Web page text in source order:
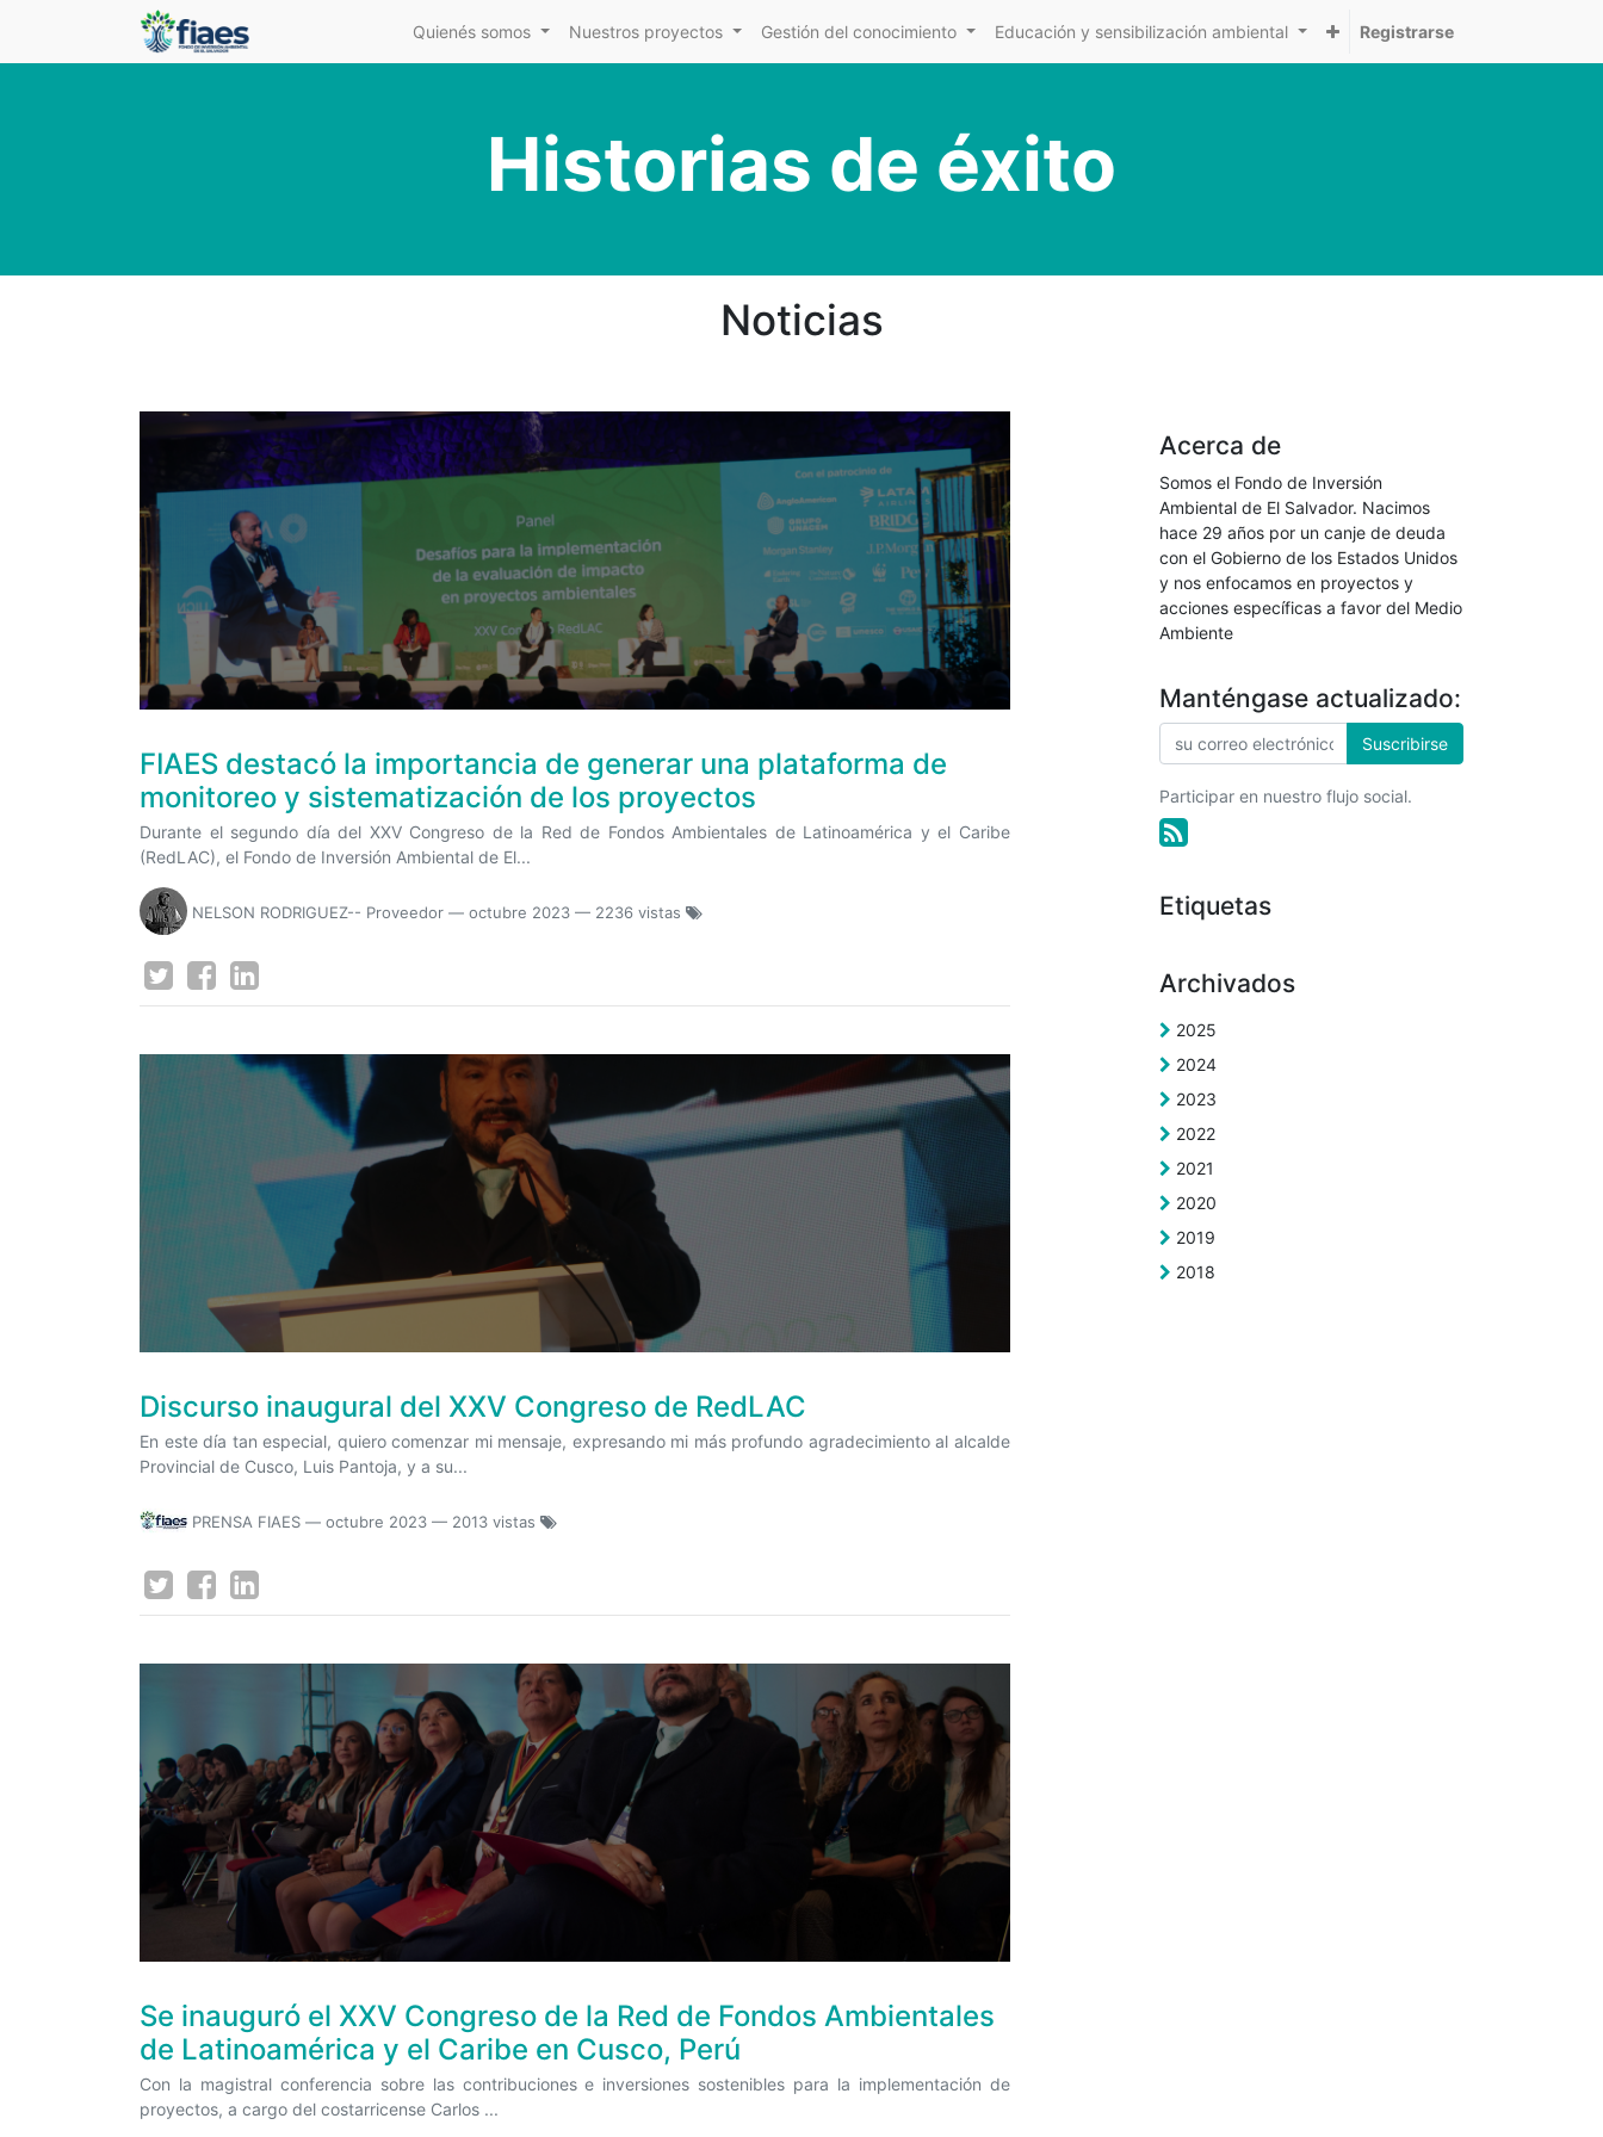
Quienés somos Nuestros proyectos Gestión del conocimiento Educación y sensibilización ambiental Registrarse
Historias de éxito
Noticias
FIAES destacó la importancia de generar una plataforma de
monitoreo y sistematización de los proyectos
Durante el segundo día del XXV Congreso de la Red de Fondos Ambientales de Latinoamérica y el Caribe
(RedLAC), el Fondo de Inversión Ambiental de El...
NELSON RODRIGUEZ-- Proveedor — octubre 2023 — 2236 vistas
Discurso inaugural del XXV Congreso de RedLAC
En este día tan especial, quiero comenzar mi mensaje, expresando mi más profundo agradecimiento al alcalde
Provincial de Cusco, Luis Pantoja, y a su...
PRENSA FIAES — octubre 2023 — 2013 vistas
Se inauguró el XXV Congreso de la Red de Fondos Ambientales
de Latinoamérica y el Caribe en Cusco, Perú
Con la magistral conferencia sobre las contribuciones e inversiones sostenibles para la implementación de
proyectos, a cargo del costarricense Carlos ...
Acerca de
Somos el Fondo de Inversión
Ambiental de El Salvador. Nacimos
hace 29 años por un canje de deuda
con el Gobierno de los Estados Unidos
y nos enfocamos en proyectos y
acciones específicas a favor del Medio
Ambiente
Manténgase actualizado:
Suscribirse
Participar en nuestro flujo social.
Etiquetas
Archivados
2025
2024
2023
2022
2021
2020
2019
2018